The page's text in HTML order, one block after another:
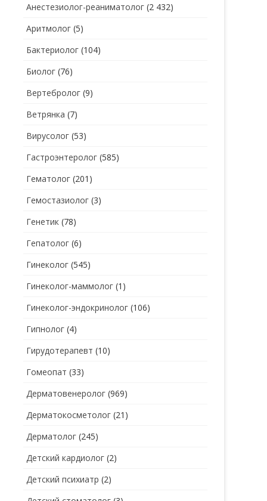
СТОМАТОЛОГ-ОРТОДОНТ
ЭНДОКРИНОЛОГ
Анестезиолог-реаниматолог (2 432)
Аритмолог (5)
Бактериолог (104)
Биолог (76)
Вертебролог (9)
Ветрянка (7)
Вирусолог (53)
Гастроэнтеролог (585)
Гематолог (201)
Гемостазиолог (3)
Генетик (78)
Гепатолог (6)
Гинеколог (545)
Гинеколог-маммолог (1)
Гинеколог-эндокринолог (106)
Гипнолог (4)
Гирудотерапевт (10)
Гомеопат (33)
Дерматовенеролог (969)
Дерматокосметолог (21)
Дерматолог (245)
Детский кардиолог (2)
Детский психиатр (2)